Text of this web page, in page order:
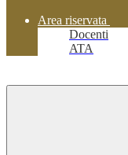
Area riservata
Docenti
ATA